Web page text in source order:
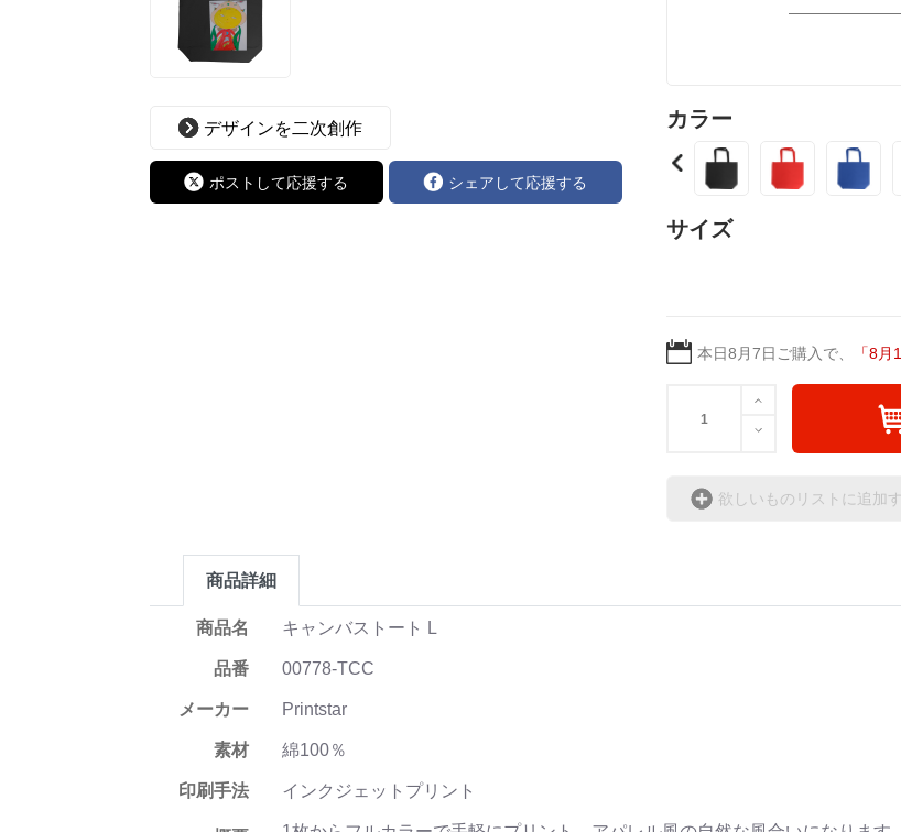
デザインを二次創作
ポストして応援する シェアして応援する
カラー
サイズ
本日8月7日 ご購入で、 「8月
欲しいものリストに追加
商品詳細
商品名 キャンバストート L
品番 00778-TCC
メーカー Printstar
素材 綿100％
印刷手法 インクジェットプリント